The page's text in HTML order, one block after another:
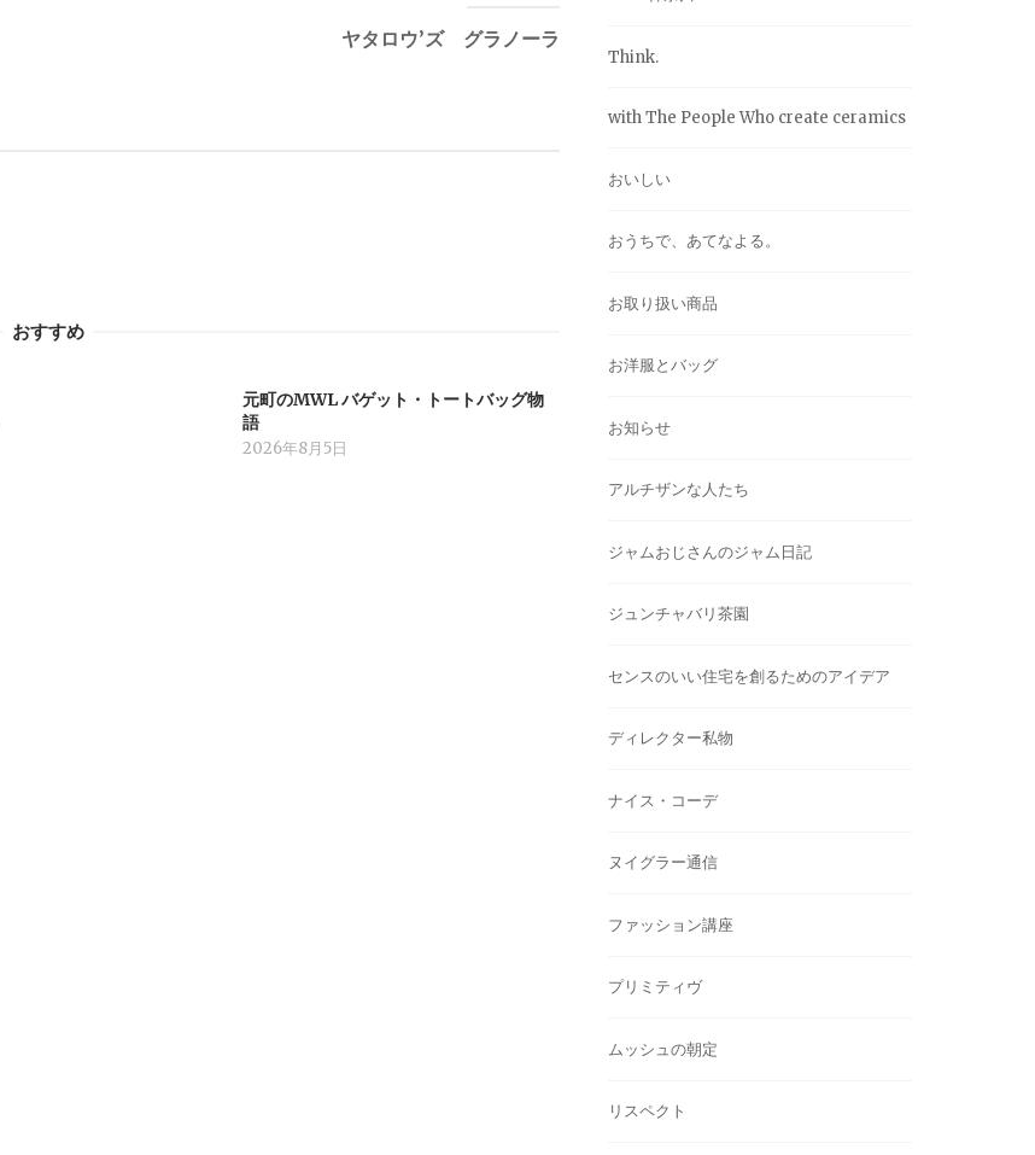
ヤタロウ’ズ グラノーラ
おすすめ
元町のMWL バゲット・トートバッグ物
語
2026年8月5日
Think.
with The People Who create ceramics
おいしい
おうちで、あてなよる。
お取り扱い商品
お洋服とバッグ
お知らせ
アルチザンな人たち
ジャムおじさんのジャム日記
ジュンチャバリ茶園
センスのいい住宅を創るためのアイデア
ディレクター私物
ナイス・コーデ
ヌイグラー通信
ファッション講座
プリミティヴ
ムッシュの朝定
リスペクト